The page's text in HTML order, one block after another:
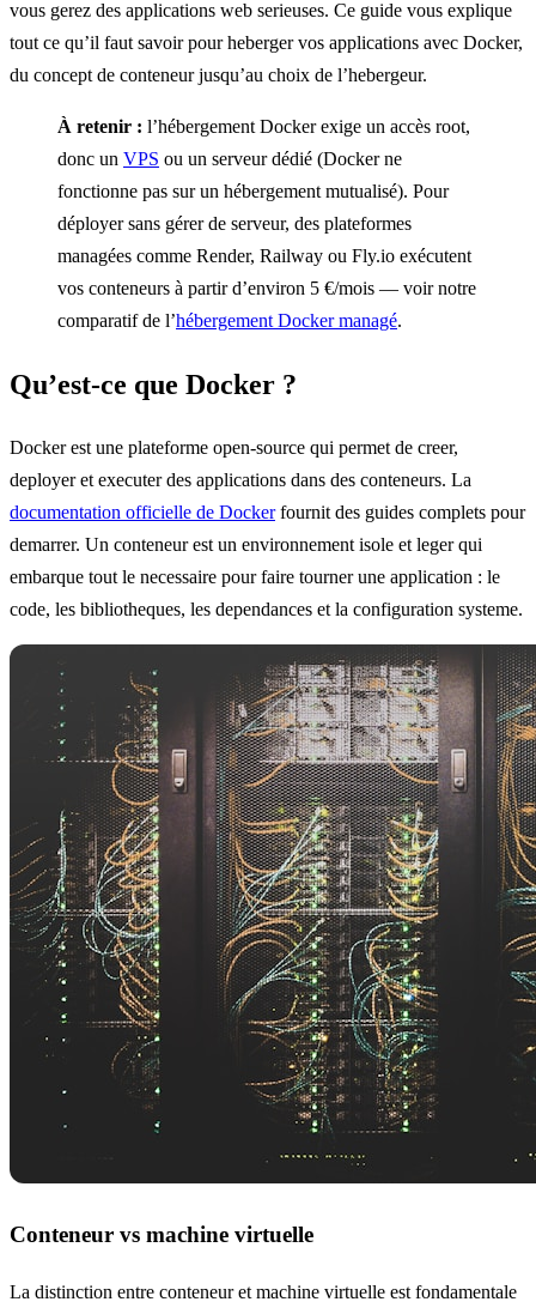
vous gerez des applications web serieuses. Ce guide vous explique
tout ce qu’il faut savoir pour heberger vos applications avec Docker,
du concept de conteneur jusqu’au choix de l’hebergeur.
À retenir : l’hébergement Docker exige un accès root,
donc un VPS ou un serveur dédié (Docker ne
fonctionne pas sur un hébergement mutualisé). Pour
déployer sans gérer de serveur, des plateformes
managées comme Render, Railway ou Fly.io exécutent
vos conteneurs à partir d’environ 5 €/mois — voir notre
comparatif de l’hébergement Docker managé.
Qu’est-ce que Docker ?
Docker est une plateforme open-source qui permet de creer,
deployer et executer des applications dans des conteneurs. La
documentation officielle de Dockerfournit des guides complets pour
demarrer. Un conteneur est un environnement isole et leger qui
embarque tout le necessaire pour faire tourner une application : le
code, les bibliotheques, les dependances et la configuration systeme.
Conteneur vs machine virtuelle
La distinction entre conteneur et machine virtuelle est fondamentale